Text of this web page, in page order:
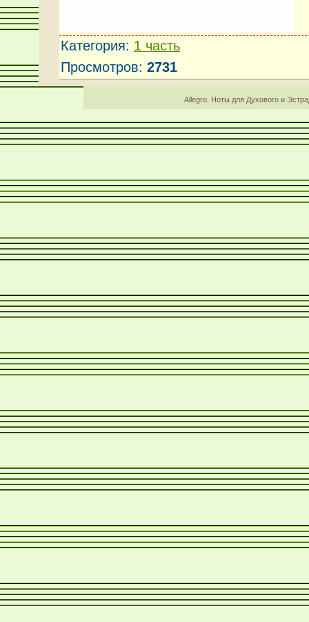
Категория: 1 часть
Просмотров: 2731
Allegro. Ноты для Духового и